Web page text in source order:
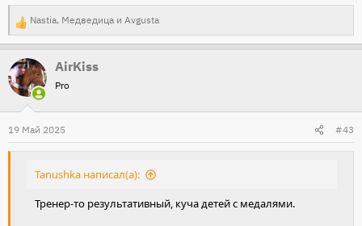
Р
е
а
к
и
и
Nastia, Медведица и Avgusta
AirKiss
Pro
19 Май 2025 #43
Tanushka написал(а):
Тренер-то результативный, куча детей с медалями.